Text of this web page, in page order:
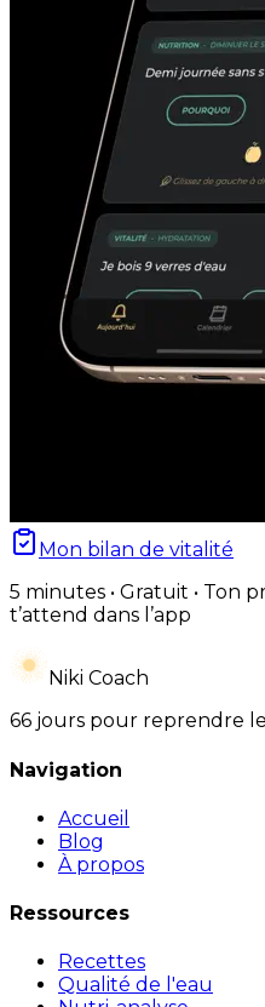
Mon bilan de vitalité
5 minutes • Gratuit • Ton
t’attend dans l’app
Niki Coach
66 jours pour reprendre
Navigation
Accueil
Blog
À propos
Ressources
Recettes
Qualité de l'eau